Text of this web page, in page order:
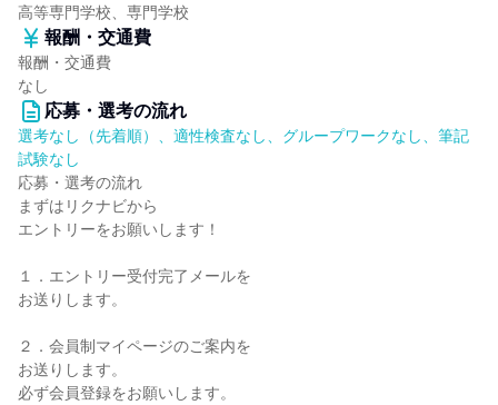
高等専門学校、専門学校
報酬・交通費
報酬・交通費
なし
応募・選考の流れ
選考なし（先着順）、適性検査なし、グループワークなし、筆記
試験なし
応募・選考の流れ
まずはリクナビから
エントリーをお願いします！
１．エントリー受付完了メールを
お送りします。
２．会員制マイページのご案内を
お送りします。
必ず会員登録をお願いします。